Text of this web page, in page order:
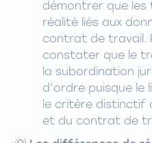
démontrer que les
réalité liés aux
contrat de travail.
constater que le
la subordination
d’ordre puisque le
le critère distinctif
et du contrat de